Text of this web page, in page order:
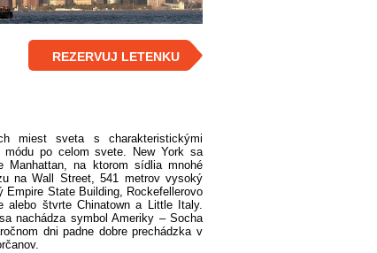
REZERVUJ LETENKU
miest sveta s charakteristickými
módu po celom svete. New York sa
na ktorom sídlia mnohé
na Wall Street, 541 metrov vysoký
Empire State Building, Rockefellerovo
alebo štvrte Chinatown a Little Italy.
nachádza symbol Ameriky – Socha
dni padne dobre prechádzka v